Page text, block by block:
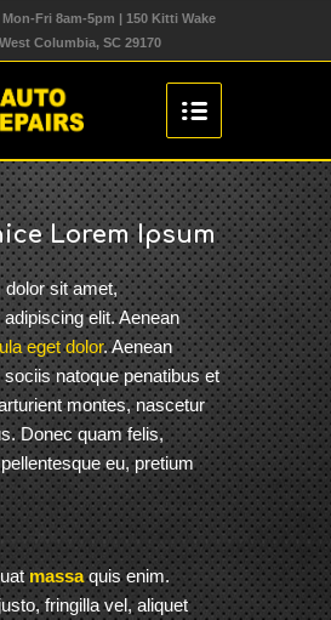
Mon-Fri 8am-5pm | 150 Kitti Wake
Columbia, SC 29170
Lorem Ipsum
dolor sit amet,
elit. Aenean
eget dolor. Aenean
natoque penatibus et
montes, nascetur
Donec quam felis,
eu, pretium
massaquis enim.
fringilla vel, aliquet